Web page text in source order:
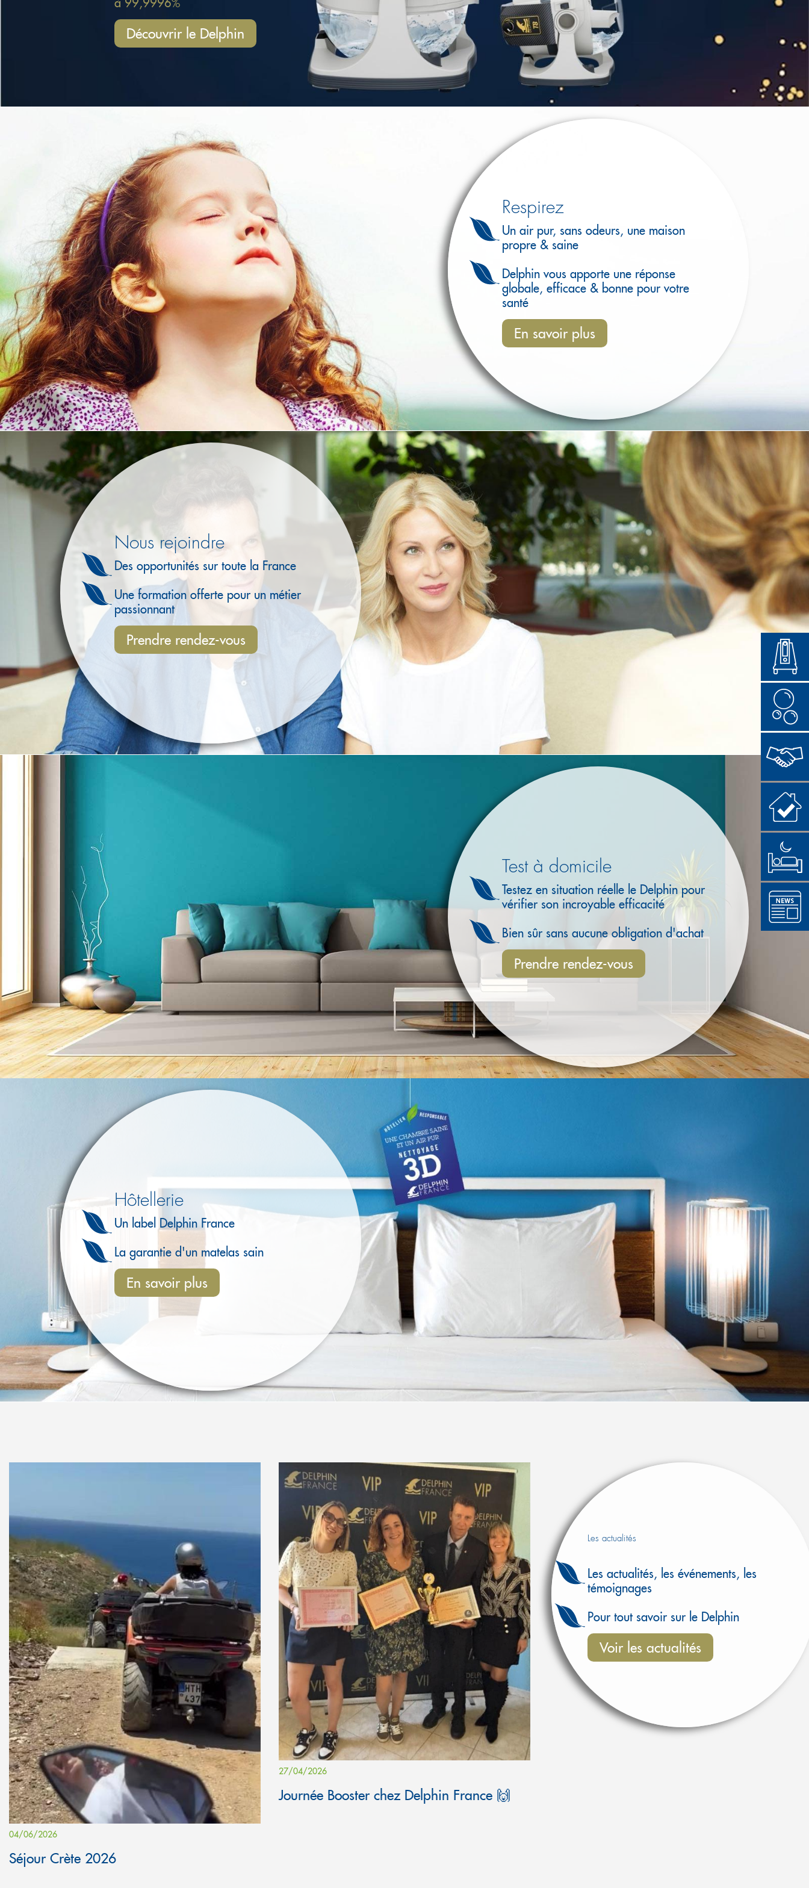
Découvrir le Delphin
Respirez
Un air pur, sans odeurs, une maison
propre & saine
Delphin vous apporte une réponse
globale, efficace & bonne pour votre
santé
En savoir plus
Nous rejoindre
Des opportunités sur toute la France
Une formation offerte pour un métier
passionnant
Prendre rendez-vous
Test à domicile
Testez en situation réelle le Delphin pour
vérifier son incroyable efficacité
Bien sûr sans aucune obligation d'achat
Prendre rendez-vous
Hôtellerie
Un label Delphin France
La garantie d'un matelas sain
En savoir plus
04/06/2026
Séjour Crète 2026
27/04/2026
Journée Booster chez Delphin France 🙌
Les actualités
Les actualités, les événements, les
témoignages
Pour tout savoir sur le Delphin
Voir les actualités